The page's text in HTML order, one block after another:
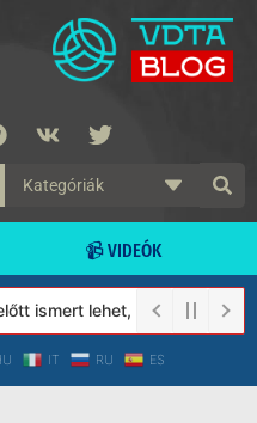
📹 VIDEÓK
lehet, 2023-tól a
IT RU ES